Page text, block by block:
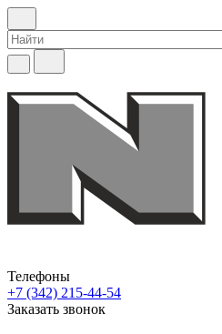
Телефоны
+7 (342) 215-44-54
Заказать звонок